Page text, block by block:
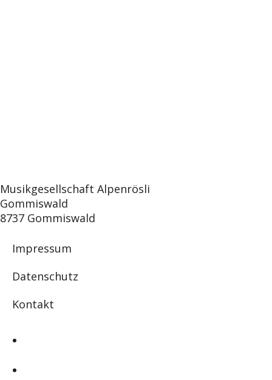
Musikgesellschaft Alpenrösli
Gommiswald
8737 Gommiswald
Impressum
Datenschutz
Kontakt